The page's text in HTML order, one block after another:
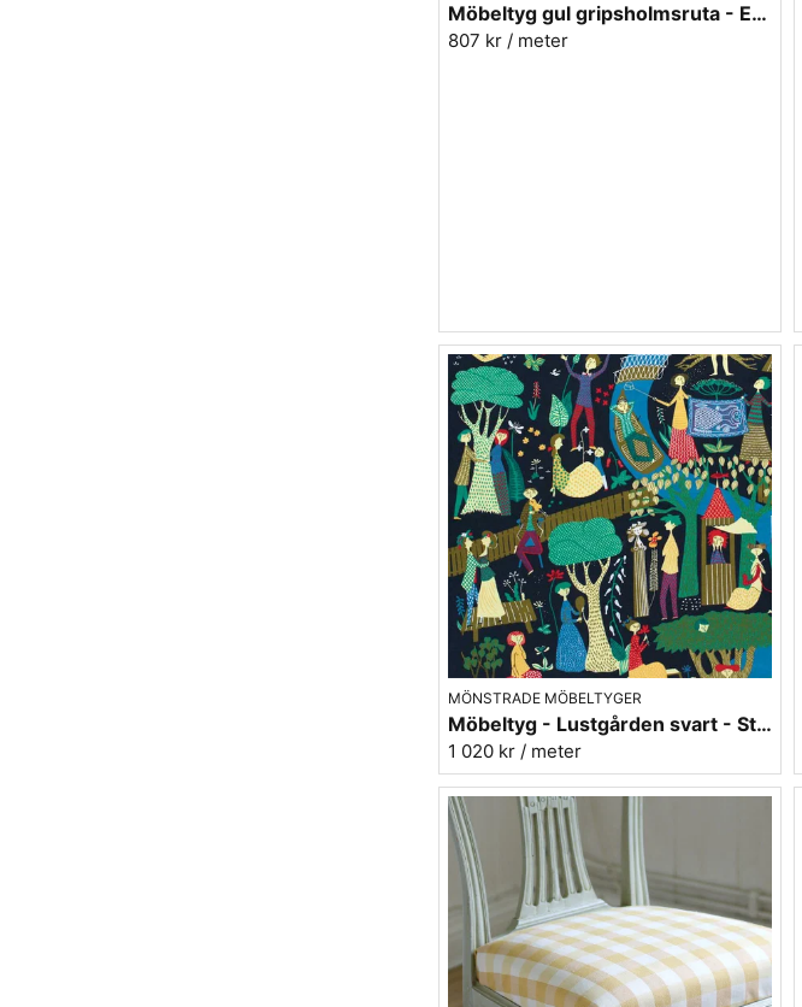
Möbeltyg gul gripsholmsruta - Ekeby nr.10
807 kr / meter
MÖNSTRADE MÖBELTYGER
Möbeltyg - Lustgården svart - Stig Lindberg
1 020 kr / meter